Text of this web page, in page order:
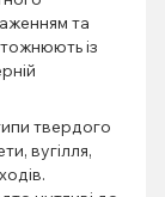
та
із
твердого
вугілля,